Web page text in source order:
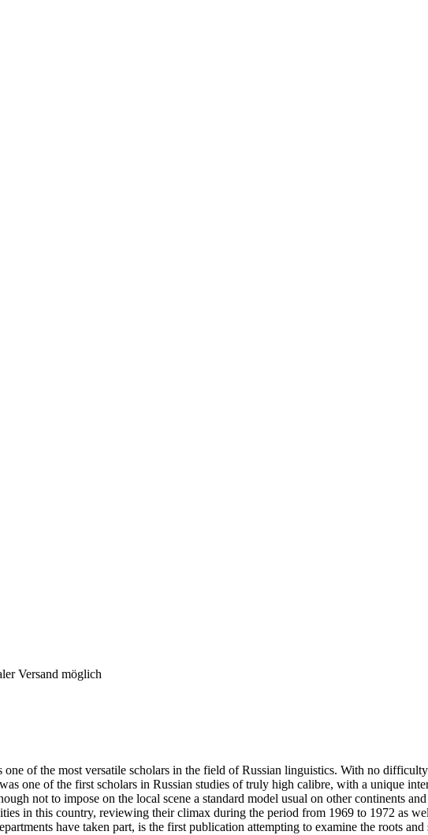
Versand möglich
of the most versatile scholars in the field of Russian linguistics. With no
one of the first scholars in Russian studies of truly high calibre, with a unique
not to impose on the local scene a standard model usual on other continents
in this country, reviewing their climax during the period from 1969 to 1972 as
have taken part, is the first publication attempting to examine the roots